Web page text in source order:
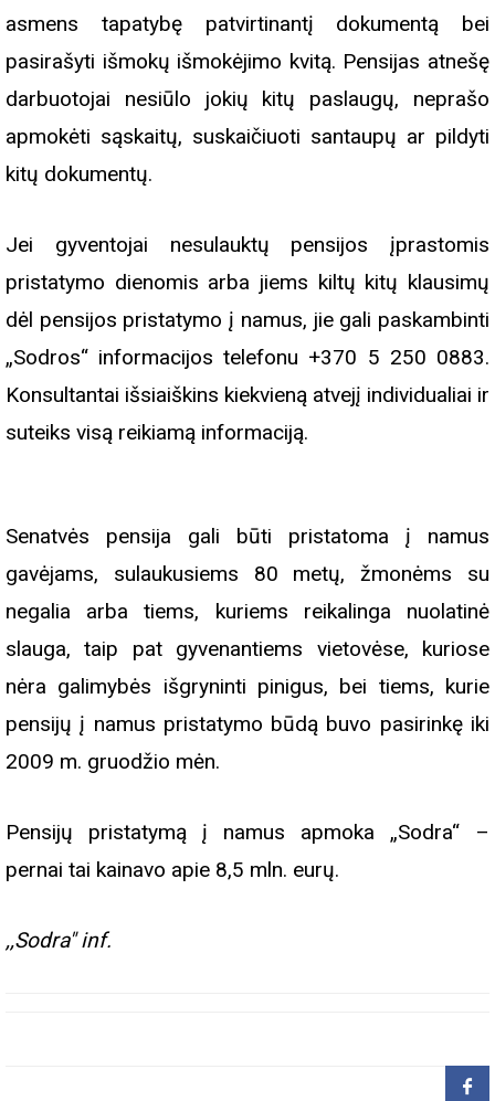
asmens tapatybę patvirtinantį dokumentą bei
pasirašyti išmokų išmokėjimo kvitą. Pensijas atnešę
darbuotojai nesiūlo jokių kitų paslaugų, neprašo
apmokėti sąskaitų, suskaičiuoti santaupų ar pildyti
kitų dokumentų.
Jei gyventojai nesulauktų pensijos įprastomis
pristatymo dienomis arba jiems kiltų kitų klausimų
dėl pensijos pristatymo į namus, jie gali paskambinti
„Sodros“ informacijos telefonu +370 5 250 0883.
Konsultantai išsiaiškins kiekvieną atvejį individualiai ir
suteiks visą reikiamą informaciją.
Senatvės pensija gali būti pristatoma į namus
gavėjams, sulaukusiems 80 metų, žmonėms su
negalia arba tiems, kuriems reikalinga nuolatinė
slauga, taip pat gyvenantiems vietovėse, kuriose
nėra galimybės išgryninti pinigus, bei tiems, kurie
pensijų į namus pristatymo būdą buvo pasirinkę iki
2009 m. gruodžio mėn.
Pensijų pristatymą į namus apmoka „Sodra“ –
pernai tai kainavo apie 8,5 mln. eurų.
,,Sodra" inf.